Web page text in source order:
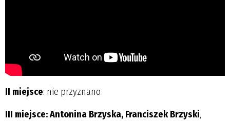
II miejsce: nie przyznano
III miejsce: Antonina Brzyska, Franciszek Brzyski,